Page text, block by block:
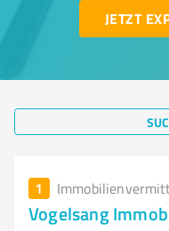
JETZT
1
Vogelsang